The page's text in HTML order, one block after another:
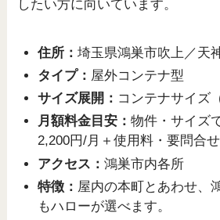
したい方に向いています。
住所： 埼玉県鴻巣市吹上／天
タイプ： 屋外コンテナ型
サイズ展開： コンテナサイズ
月額料金目安： 物件・サイズ
2,200円/月＋使用料・要問合せ
アクセス： 鴻巣市内各所
特徴： 屋内の本町とあわせ、
もハローが選べます。